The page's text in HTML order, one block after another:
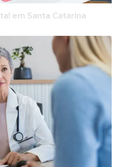
em Santa Catarina